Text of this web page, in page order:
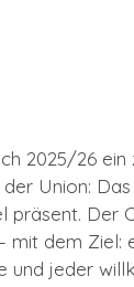
2025/26
Union:
präsent. Der
mit dem Ziel:
und jeder